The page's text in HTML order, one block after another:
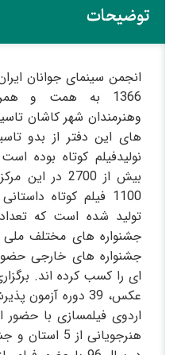
توضیحات
انجمن سینمای جوانان
1366 به همت و
وهنرمندان شهر کاشان
های این دفتر از بدو
نولیدفیلم کوتاه بوده
بیش از 2700
1100 فیلم کوتاه
تولید شده است که
جشنواره های مختلف ملی
جشنواره های خارجی
عکس، 39 دوره
اردوی فیلمسازی با حضور
هنرجویانی از